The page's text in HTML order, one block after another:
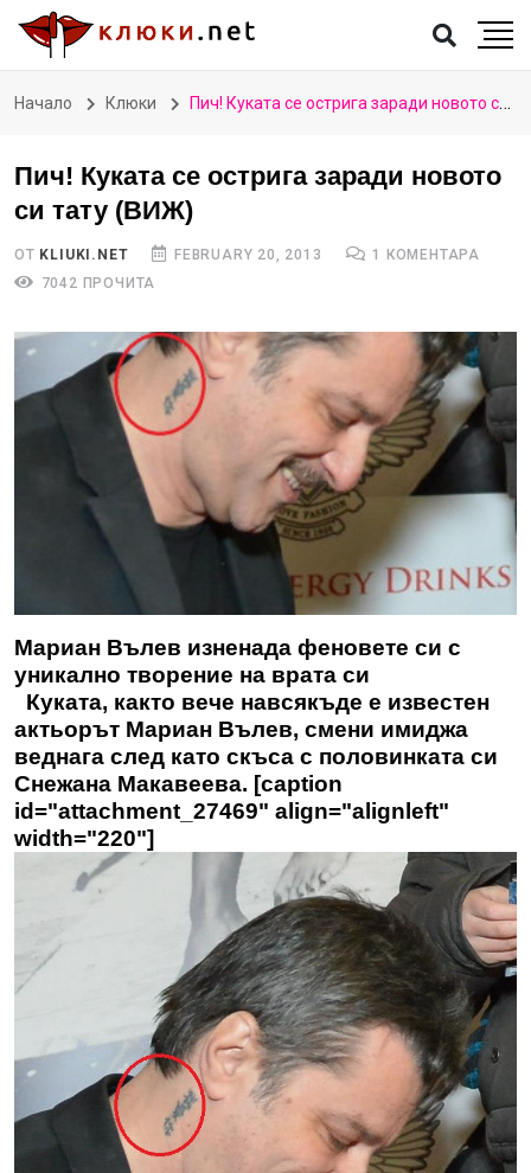
Начало Клюки Пич! Куката се острига заради новото си тату (ВИЖ)
Пич! Куката се острига заради новото
си тату (ВИЖ)
ОТ KLIUKI.NET FEBRUARY 20, 2013
1 КОМЕНТАРА
7042 ПРОЧИТА
Мариан Вълев изненада феновете си с
уникално творение на врата си
Куката, както вече навсякъде е известен
актьорът Мариан Вълев, смени имиджа
веднага след като скъса с половинката си
Снежана Макавеева. [caption
id="attachment_27469" align="alignleft"
width="220"]